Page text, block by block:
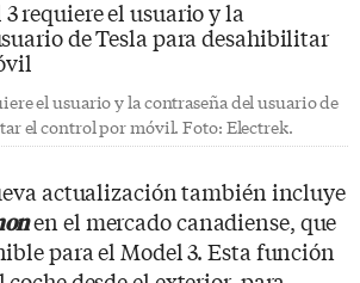
el usuario y la contraseña del usuario de
el control por móvil. Foto: Electrek.
actualización también incluye
en el mercado canadiense, que
para el Model 3. Esta función